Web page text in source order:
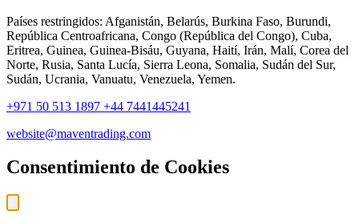
Países restringidos: Afganistán, Belarús, Burkina Faso, Burundi,
República Centroafricana, Congo (República del Congo), Cuba,
Eritrea, Guinea, Guinea-Bisáu, Guyana, Haití, Irán, Malí, Corea del
Norte, Rusia, Santa Lucía, Sierra Leona, Somalia, Sudán del Sur,
Sudán, Ucrania, Vanuatu, Venezuela, Yemen.
+971 50 513 1897 +44 7441445241
website@maventrading.com
Consentimiento de Cookies